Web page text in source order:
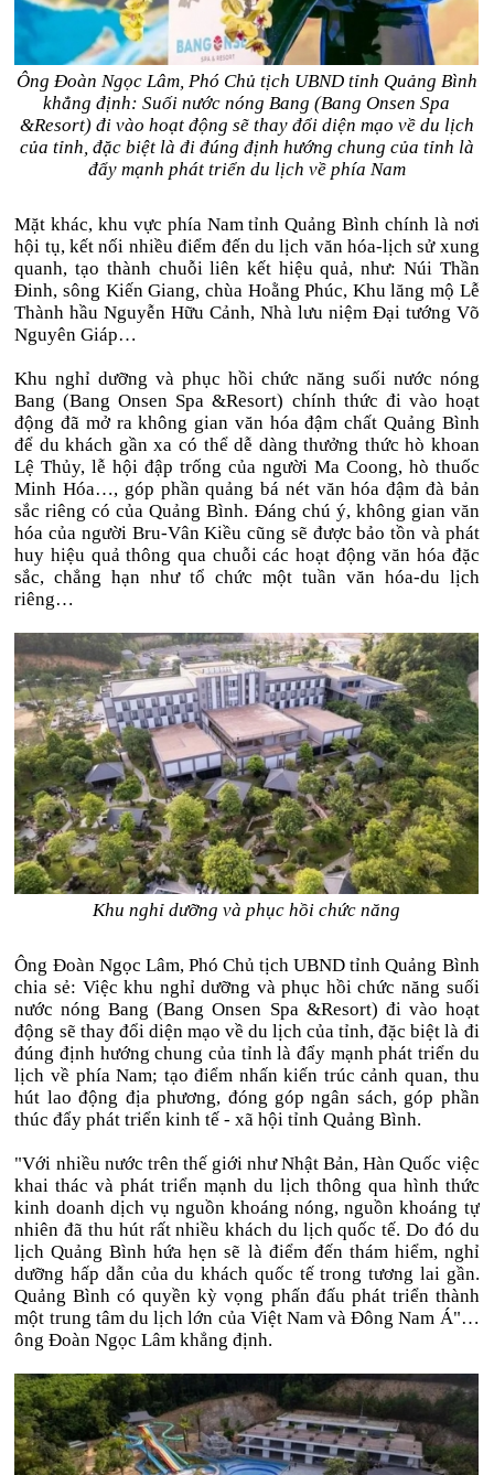
Ông Đoàn Ngọc Lâm, Phó Chủ tịch UBND tỉnh Quảng Bình
khẳng định: Suối nước nóng Bang (Bang Onsen Spa
&Resort) đi vào hoạt động sẽ thay đổi diện mạo về du lịch
của tỉnh, đặc biệt là đi đúng định hướng chung của tỉnh là
đẩy mạnh phát triển du lịch về phía Nam
Mặt khác, khu vực phía Nam tỉnh Quảng Bình chính là nơi
hội tụ, kết nối nhiều điểm đến du lịch văn hóa-lịch sử xung
quanh, tạo thành chuỗi liên kết hiệu quả, như: Núi Thần
Đinh, sông Kiến Giang, chùa Hoằng Phúc, Khu lăng mộ Lễ
Thành hầu Nguyễn Hữu Cảnh, Nhà lưu niệm Đại tướng Võ
Nguyên Giáp…
Khu nghỉ dưỡng và phục hồi chức năng suối nước nóng
Bang (Bang Onsen Spa &Resort) chính thức đi vào hoạt
động đã mở ra không gian văn hóa đậm chất Quảng Bình
để du khách gần xa có thể dễ dàng thưởng thức hò khoan
Lệ Thủy, lễ hội đập trống của người Ma Coong, hò thuốc
Minh Hóa…, góp phần quảng bá nét văn hóa đậm đà bản
sắc riêng có của Quảng Bình. Đáng chú ý, không gian văn
hóa của người Bru-Vân Kiều cũng sẽ được bảo tồn và phát
huy hiệu quả thông qua chuỗi các hoạt động văn hóa đặc
sắc, chẳng hạn như tổ chức một tuần văn hóa-du lịch
riêng…
Khu nghỉ dưỡng và phục hồi chức năng
Ông Đoàn Ngọc Lâm, Phó Chủ tịch UBND tỉnh Quảng Bình
chia sẻ: Việc khu nghỉ dưỡng và phục hồi chức năng suối
nước nóng Bang (Bang Onsen Spa &Resort) đi vào hoạt
động sẽ thay đổi diện mạo về du lịch của tỉnh, đặc biệt là đi
đúng định hướng chung của tỉnh là đẩy mạnh phát triển du
lịch về phía Nam; tạo điểm nhấn kiến trúc cảnh quan, thu
hút lao động địa phương, đóng góp ngân sách, góp phần
thúc đẩy phát triển kinh tế - xã hội tỉnh Quảng Bình.
"Với nhiều nước trên thế giới như Nhật Bản, Hàn Quốc việc
khai thác và phát triển mạnh du lịch thông qua hình thức
kinh doanh dịch vụ nguồn khoáng nóng, nguồn khoáng tự
nhiên đã thu hút rất nhiều khách du lịch quốc tế. Do đó du
lịch Quảng Bình hứa hẹn sẽ là điểm đến thám hiểm, nghỉ
dưỡng hấp dẫn của du khách quốc tế trong tương lai gần.
Quảng Bình có quyền kỳ vọng phấn đấu phát triển thành
một trung tâm du lịch lớn của Việt Nam và Đông Nam Á"…
ông Đoàn Ngọc Lâm khẳng định.